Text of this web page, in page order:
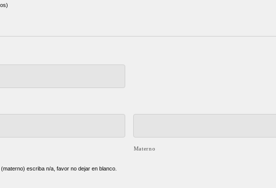
Materno
escriba n/a, favor no dejar en blanco.